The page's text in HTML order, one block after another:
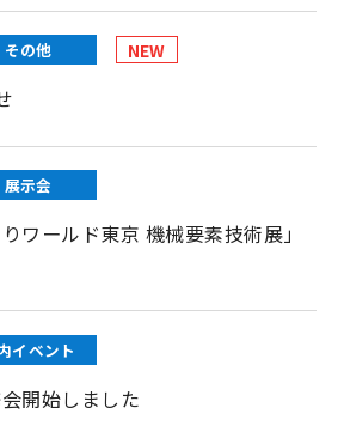
ー用リミットスイッチの
のVA
ーダー開発
付け心金
ニット製品
一覧
ィトップ
得
RUBBER Groups
close
その他 NEW
展示会
ワールド東京 機械要素技術展」
イベント
開始しました